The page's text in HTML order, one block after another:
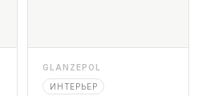
GLANZEPOL
ИНТЕРЬЕР